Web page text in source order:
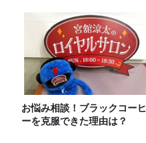
お悩み相談！ブラックコーヒ
ーを克服できた理由は？